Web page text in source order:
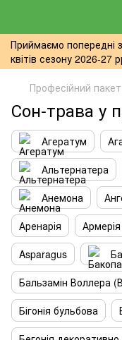
Приймаємо попередні
квітів сезону 2026-27
Професійний
Сон-трава у
Агератум
Альтернатера
Анемона
Аренарія
Армерія
Asparagus
Бальзамін Воллера
Бігонія бульбова